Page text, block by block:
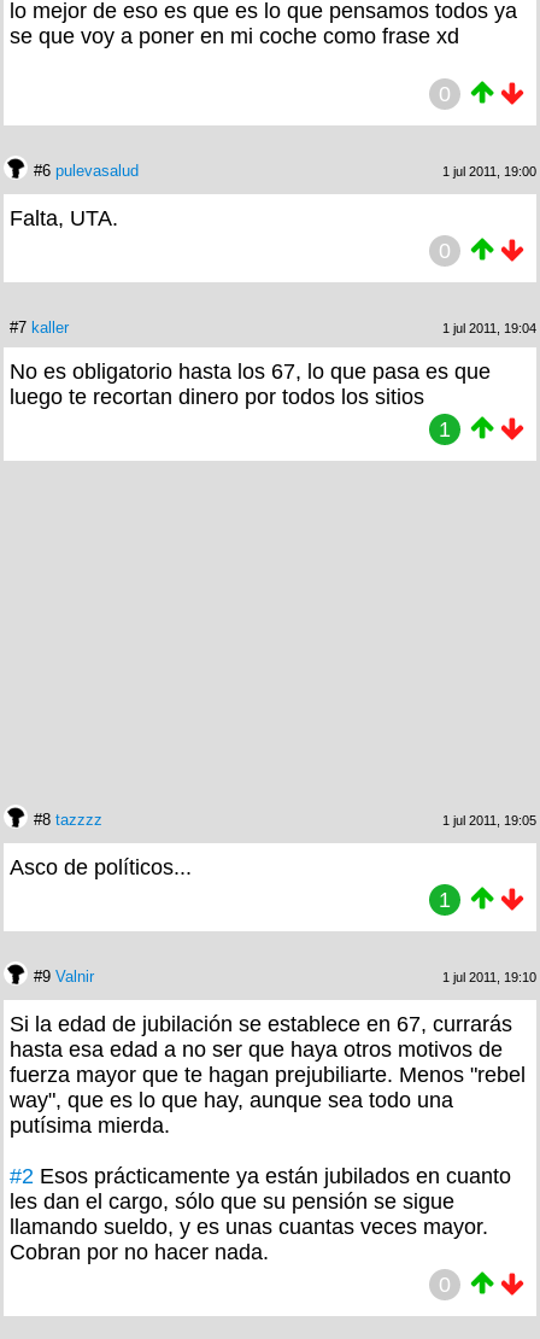
lo mejor de eso es que es lo que pensamos todos ya
se que voy a poner en mi coche como frase xd
0
#6 pulevasalud 1 jul 2011, 19:00
Falta, UTA.
0
#7 kaller 1 jul 2011, 19:04
No es obligatorio hasta los 67, lo que pasa es que
luego te recortan dinero por todos los sitios
1
#8 tazzzz 1 jul 2011, 19:05
Asco de políticos...
1
#9 Valnir 1 jul 2011, 19:10
Si la edad de jubilación se establece en 67, currarás
hasta esa edad a no ser que haya otros motivos de
fuerza mayor que te hagan prejubiliarte. Menos "rebel
way", que es lo que hay, aunque sea todo una
putísima mierda.
#2 Esos prácticamente ya están jubilados en cuanto
les dan el cargo, sólo que su pensión se sigue
llamando sueldo, y es unas cuantas veces mayor.
Cobran por no hacer nada.
0